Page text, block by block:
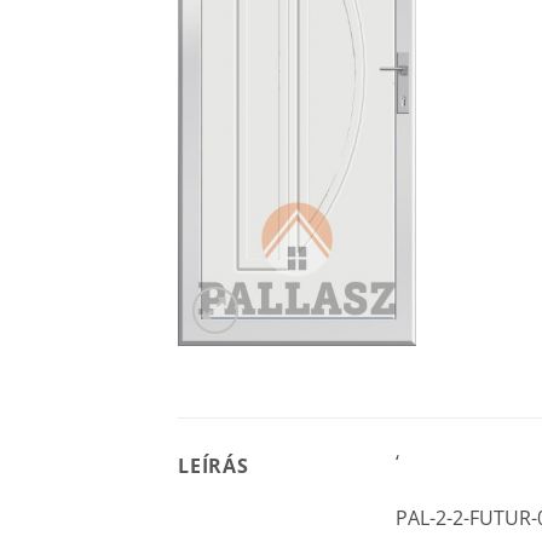
LEÍRÁS ‘
PAL-2-2-